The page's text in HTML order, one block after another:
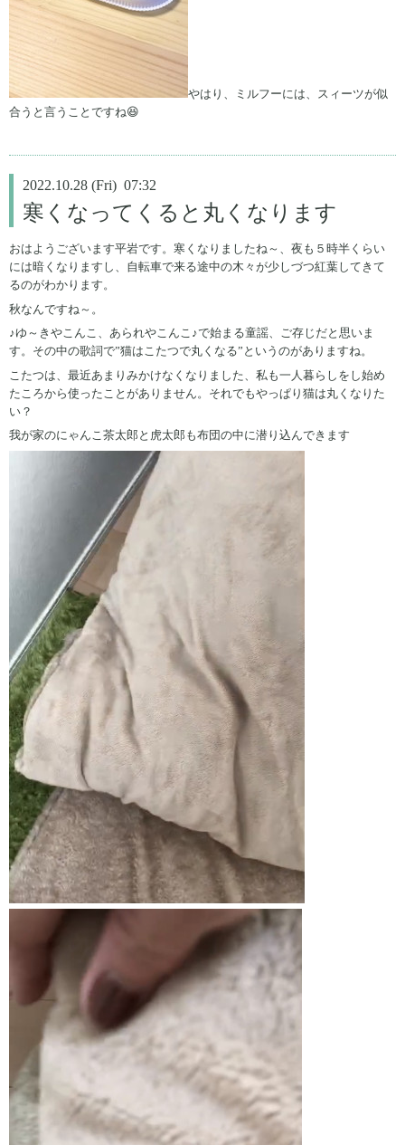
やはり、ミルフーには、スィーツが似
合うと言うことですね😆
2022.10.28 (Fri) 07:32
寒くなってくると丸くなります
おはようございます平岩です。寒くなりましたね～、夜も５時半くらい
には暗くなりますし、自転車で来る途中の木々が少しづつ紅葉してきて
るのがわかります。
秋なんですね～。
♪ゆ～きやこんこ、あられやこんこ♪で始まる童謡、ご存じだと思いま
す。その中の歌詞で”猫はこたつで丸くなる”というのがありますね。
こたつは、最近あまりみかけなくなりました、私も一人暮らしをし始め
たころから使ったことがありません。それでもやっぱり猫は丸くなりた
い？
我が家のにゃんこ茶太郎と虎太郎も布団の中に潜り込んできます